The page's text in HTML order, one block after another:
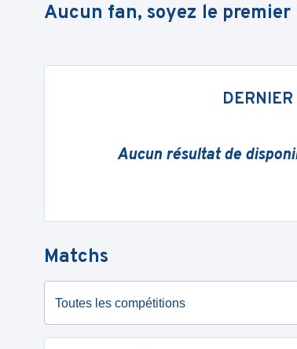
Aucun fan, soyez le premier
DERNIER
Aucun résultat de
Matchs
Toutes les compétitions